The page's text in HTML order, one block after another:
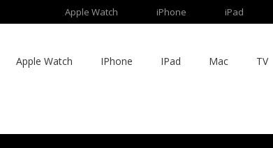
Apple Watch iPhone iPad
Apple Watch IPhone IPad Mac TV